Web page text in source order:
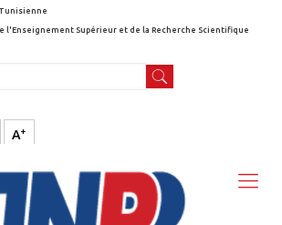
l'Enseignement Supérieur et de la Recherche Scientifique
A+